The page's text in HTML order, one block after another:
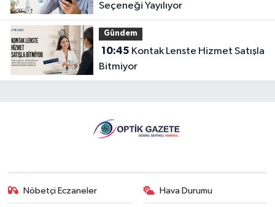
Seçeneği Yayılıyor
Gündem
10:45
Bitmiyor
Nöbetçi Eczaneler Hava Durumu